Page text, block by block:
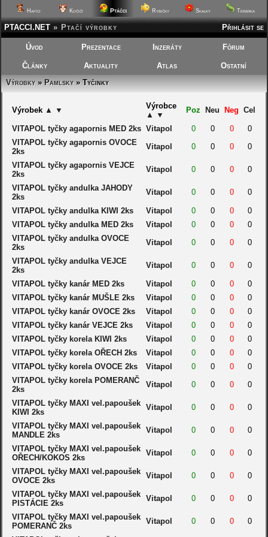
Hafíci Kočičí Ptáčci Rybičky Skalky Terárka
Přihlásit se
PTACCI.NET » Ptačí výrobky
Úvod Prezentace Inzeráty Fórum
Články Aktuality Atlas
Ostatní
Výrobky»Pamlsky» Tyčinky
Výrobek ▲ ▼
Výrobce
▲ ▼
Poz Neu Neg Cel
VITAPOL tyčky agapornis MED 2ks Vitapol 0 0 0
0
VITAPOL tyčky agapornis OVOCE
2ks
Vitapol 0 0 0 0
VITAPOL tyčky agapornis VEJCE
2ks
Vitapol 0 0 0 0
VITAPOL tyčky andulka JAHODY
2ks
Vitapol 0 0 0 0
VITAPOL tyčky andulka KIWI 2ks Vitapol 0 0 0
0
VITAPOL tyčky andulka MED 2ks
Vitapol 0 0 0
0
VITAPOL tyčky andulka OVOCE
2ks
Vitapol 0 0 0 0
VITAPOL tyčky andulka VEJCE
2ks
Vitapol 0 0 0 0
VITAPOL tyčky kanár MED 2ks Vitapol 0 0 0
0
VITAPOL tyčky kanár MUŠLE 2ks
Vitapol 0 0 0
0
VITAPOL tyčky kanár OVOCE 2ks
Vitapol 0 0 0
0
VITAPOL tyčky kanár VEJCE 2ks
Vitapol 0 0 0
0
VITAPOL tyčky korela KIWI 2ks
Vitapol 0 0 0
0
VITAPOL tyčky korela OŘECH 2ks
Vitapol 0 0 0
0
VITAPOL tyčky korela OVOCE 2ks
Vitapol 0 0 0
0
VITAPOL tyčky korela POMERANČ
2ks
Vitapol 0 0 0 0
VITAPOL tyčky MAXI vel.papoušek
KIWI 2ks
Vitapol 0 0 0 0
VITAPOL tyčky MAXI vel.papoušek
MANDLE 2ks
Vitapol 0 0 0 0
VITAPOL tyčky MAXI vel.papoušek
OŘECH/KOKOS 2ks
Vitapol 0 0 0 0
VITAPOL tyčky MAXI vel.papoušek
OVOCE 2ks
Vitapol 0 0 0 0
VITAPOL tyčky MAXI vel.papoušek
PISTÁCIE 2ks
Vitapol 0 0 0 0
VITAPOL tyčky MAXI vel.papoušek
POMERANČ 2ks
Vitapol 0 0 0 0